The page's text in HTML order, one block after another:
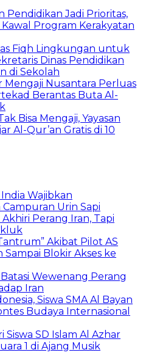
Pendidikan Jadi Prioritas,
Program Kerakyatan
Fiqh Lingkungan untuk
Dinas Pendidikan
di Sekolah
Mengaji Nusantara Perluas
Berantas Buta Al-
Bisa Mengaji, Yayasan
Al-Qur’an Gratis di 10
Wajibkan
Urin Sapi
Perang Iran, Tapi
Akibat Pilot AS
Sampai Blokir Akses ke
Wewenang Perang
Iran
Siswa SMA Al Bayan
Budaya Internasional
Siswa SD Islam Al Azhar
1 di Ajang Musik